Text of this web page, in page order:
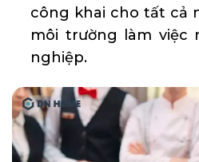
công khai cho tất cả
môi trường làm việc
nghiệp.